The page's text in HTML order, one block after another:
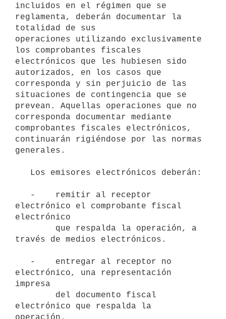
incluidos en el régimen que se
reglamenta, deberán documentar la
totalidad de sus
operaciones utilizando exclusivamente
los comprobantes fiscales
electrónicos que les hubiesen sido
autorizados, en los casos que
corresponda y sin perjuicio de las
situaciones de contingencia que se
prevean. Aquellas operaciones que no
corresponda documentar mediante
comprobantes fiscales electrónicos,
continuarán rigiéndose por las normas
generales.
electrónico el comprobante fiscal
electrónico
través de medios electrónicos.
electrónico, una representación
impresa
electrónico que respalda la